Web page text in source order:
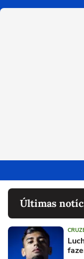
Últimas